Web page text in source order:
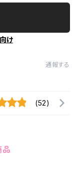
け
通報する
(52)